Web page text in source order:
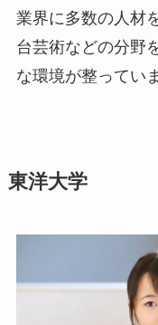
業界に多数の人材
台芸術などの分野
な環境が整ってい
東洋大学